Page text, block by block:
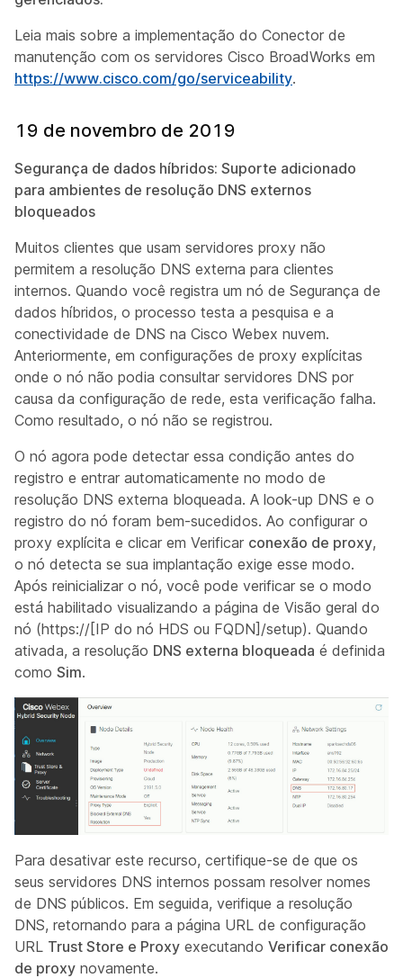
Leia mais sobre a implementação do Conector de
manutenção com os servidores Cisco BroadWorks em
https://www.cisco.com/go/serviceability.
19 de novembro de 2019
Segurança de dados híbridos: Suporte adicionado
para ambientes de resolução DNS externos
bloqueados
Muitos clientes que usam servidores proxy não
permitem a resolução DNS externa para clientes
internos. Quando você registra um nó de Segurança de
dados híbridos, o processo testa a pesquisa e a
conectividade de DNS na Cisco Webex nuvem.
Anteriormente, em configurações de proxy explícitas
onde o nó não podia consultar servidores DNS por
causa da configuração de rede, esta verificação falha.
Como resultado, o nó não se registrou.
O nó agora pode detectar essa condição antes do
registro e entrar automaticamente no modo de
resolução DNS externa bloqueada. A look-up DNS e o
registro do nó foram bem-sucedidos. Ao configurar o
proxy explícita e clicar em Verificar conexão de proxy,
o nó detecta se sua implantação exige esse modo.
Após reinicializar o nó, você pode verificar se o modo
está habilitado visualizando a página de Visão geral do
nó (https://[IP do nó HDS ou FQDN]/setup). Quando
ativada, a resolução DNS externa bloqueada é definida
como Sim.
Para desativar este recurso, certifique-se de que os
seus servidores DNS internos possam resolver nomes
de DNS públicos. Em seguida, verifique a resolução
DNS, retornando para a página URL de configuração
URL Trust Store e Proxy executando Verificar conexão
de proxy novamente.